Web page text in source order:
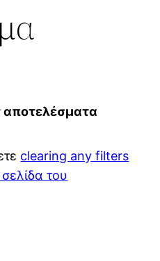
clearing any filters
του